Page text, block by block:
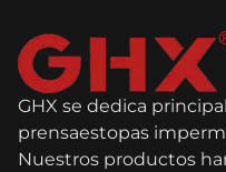
GHX se dedica
prensaestopas
Nuestros productos